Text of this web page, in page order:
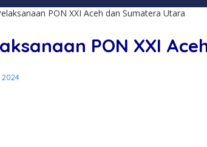
PON XXI Aceh dan Sumatera Utara
PON XXI